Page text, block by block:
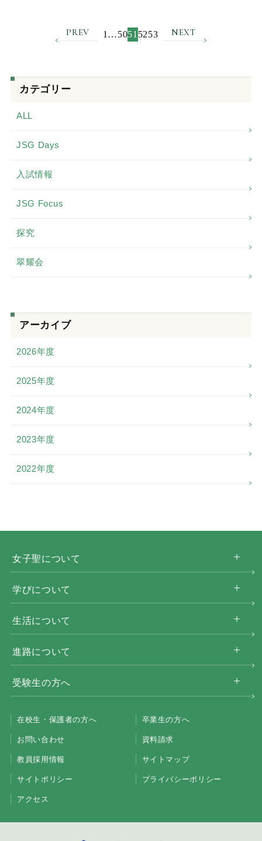
PREV 1 …5051 5253 NEXT
カテゴリー
ALL
JSG Days
入試情報
JSG Focus
探究
翠耀会
アーカイブ
2026年度
2025年度
2024年度
2023年度
2022年度
女子聖について
学びについて
生活について
進路について
受験生の方へ
在校生・保護者の方へ 卒業生の方へ
お問い合わせ 資料請求
教員採用情報 サイトマップ
サイトポリシー プライバシーポリシー
アクセス